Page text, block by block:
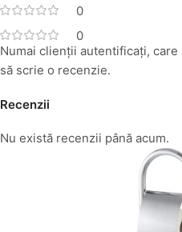
0
0
Recenzii
Nu există recenzii până acum.
Numai clienții autentificați,
să scrie o recenzie.